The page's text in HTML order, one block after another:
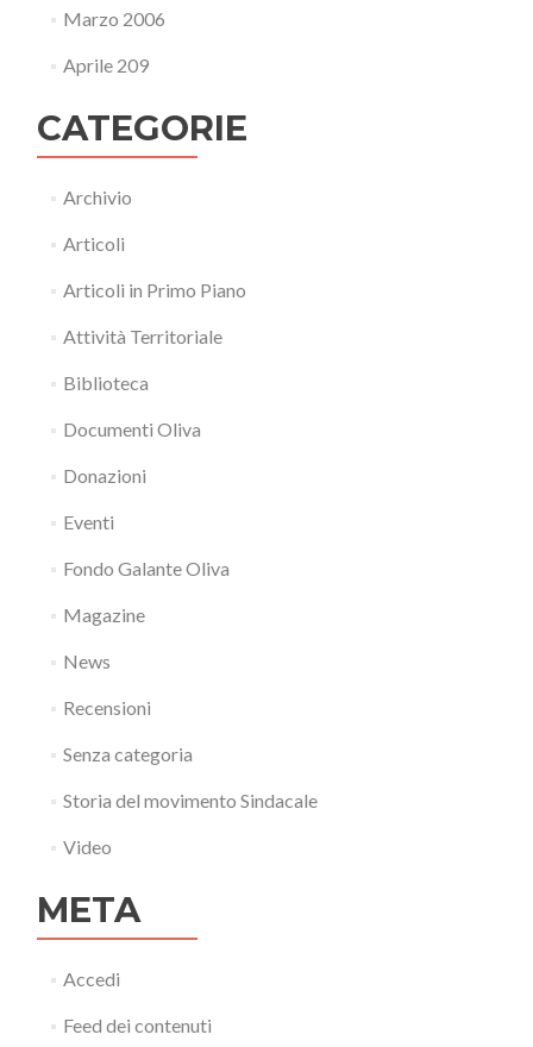
Marzo 2006
Aprile 209
CATEGORIE
Archivio
Articoli
Articoli in Primo Piano
Attività Territoriale
Biblioteca
Documenti Oliva
Donazioni
Eventi
Fondo Galante Oliva
Magazine
News
Recensioni
Senza categoria
Storia del movimento Sindacale
Video
META
Accedi
Feed dei contenuti